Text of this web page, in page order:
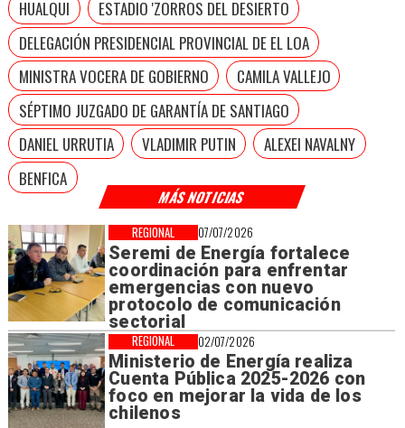
MÁS NOTICIAS
07/07/2026
Seremi de Energía fortalece
coordinación para enfrentar
emergencias con nuevo
protocolo de comunicación
sectorial
REGIONAL
02/07/2026
Ministerio de Energía realiza
Cuenta Pública 2025-2026 con
foco en mejorar la vida de los
chilenos
REGIONAL
HUALQUI
ESTADIO 'ZORROS DEL DESIERTO
DELEGACIÓN PRESIDENCIAL PROVINCIAL DE EL LOA
MINISTRA VOCERA DE GOBIERNO
CAMILA VALLEJO
SÉPTIMO JUZGADO DE GARANTÍA DE SANTIAGO
DANIEL URRUTIA
VLADIMIR PUTIN
ALEXEI NAVALNY
BENFICA